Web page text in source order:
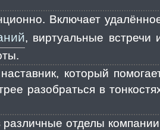
Включает
, виртуальные встречи
который
разобраться в
отделы